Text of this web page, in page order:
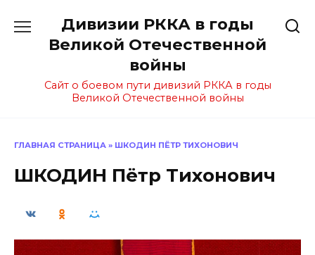
содержанию
Дивизии РККА в годы
Великой Отечественной
войны
Сайт о боевом пути дивизий РККА в годы
Великой Отечественной войны
ГЛАВНАЯ СТРАНИЦА » ШКОДИН ПЁТР ТИХОНОВИЧ
ШКОДИН Пётр Тихонович